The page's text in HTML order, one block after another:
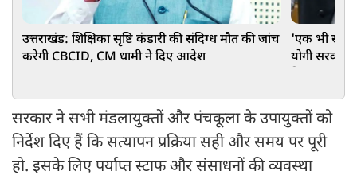
उत्तराखंड: शिक्षिका सृष्टि कंडारी की संदिग्ध मौत की जांच
करेगी CBCID, CM धामी ने दिए आदेश
'एक भी
योगी
सरकार ने सभी मंडलायुक्तों और पंचकूला के उपायुक्तों को
निर्देश दिए हैं कि सत्यापन प्रक्रिया सही और समय पर पूरी
हो. इसके लिए पर्याप्त स्टाफ और संसाधनों की व्यवस्था